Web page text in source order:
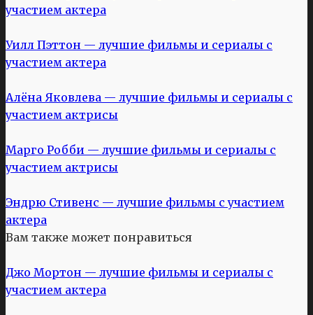
участием актера
Уилл Пэттон — лучшие фильмы и сериалы с
участием актера
Алёна Яковлева — лучшие фильмы и сериалы с
участием актрисы
Марго Робби — лучшие фильмы и сериалы с
участием актрисы
Эндрю Стивенс — лучшие фильмы с участием
актера
Вам также может понравиться
Джо Мортон — лучшие фильмы и сериалы с
участием актера